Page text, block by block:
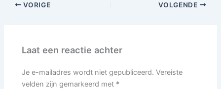
VORIGE VOLGENDE
Laat een reactie achter
Je e-mailadres wordt niet gepubliceerd. Vereiste
velden zijn gemarkeerd met *